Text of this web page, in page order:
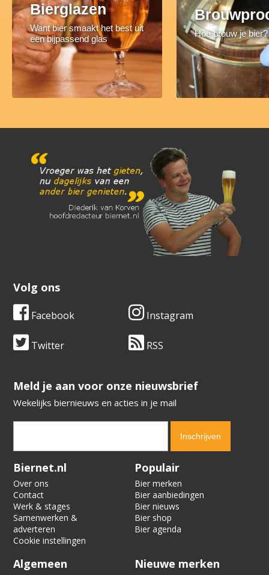
Bierglazen
Want bier smaakt het best uit
een bijpassend glas
Hoe brouw je bier?
Volg ons
Facebook Instagram
Twitter RSS
​​​​​​​Meld je aan voor onze nieuwsbrief
Wekelijks biernieuws en acties in je mail
Verification code:
Biernet.nl
Over ons
Contact
Werk & stages
Samenwerken &
adverteren
Cookie instellingen
Populair
Bier merken
Bier aanbiedingen
Bier nieuws
Bier shop
Bier agenda
Algemeen Nieuwe merken